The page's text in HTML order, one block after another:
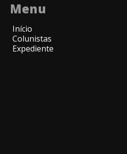
Menu
Início
Colunistas
Expediente